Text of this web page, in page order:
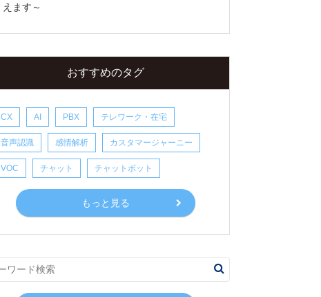
えます～
おすすめのタグ
CX AI PBX テレワーク・在宅
音声認識 感情解析 カスタマージャーニー
VOC チャット チャットボット
もっと見る